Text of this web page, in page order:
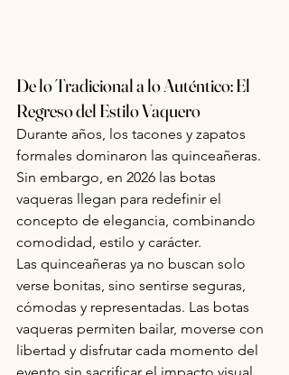
De lo Tradicional a lo Auténtico: El
Regreso del Estilo Vaquero
Durante años, los tacones y zapatos
formales dominaron las quinceañeras.
Sin embargo, en 2026 las botas
vaqueras llegan para redefinir el
concepto de elegancia, combinando
comodidad, estilo y carácter.
Las quinceañeras ya no buscan solo
verse bonitas, sino sentirse seguras,
cómodas y representadas. Las botas
vaqueras permiten bailar, moverse con
libertad y disfrutar cada momento del